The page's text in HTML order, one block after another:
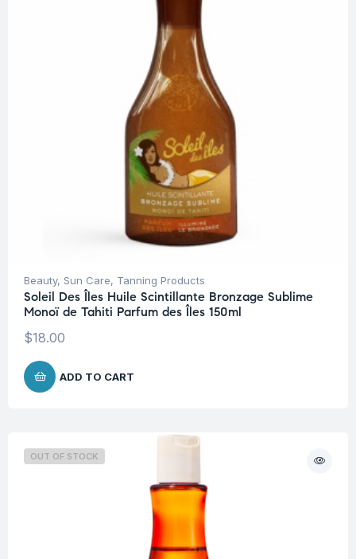
Beauty, Sun Care, Tanning Products
Soleil Des Îles Huile Scintillante Bronzage Sublime
Monoï de Tahiti Parfum des Îles 150ml
$18.00
ADD TO CART
OUT OF STOCK